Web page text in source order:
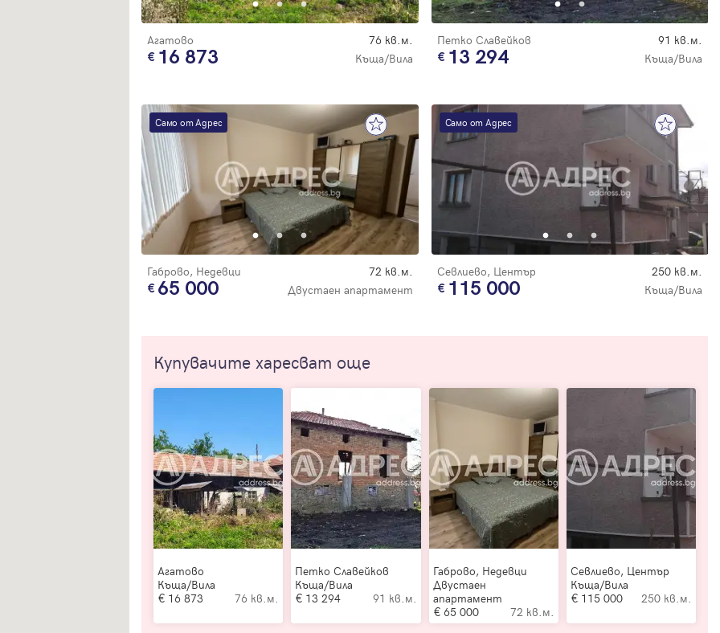
Агатово 76 кв.м.
16 873 Къща/Вила
Петко Славейков 91 кв.м.
13 294 Къща/Вила
Само от Адрес
Габрово, Недевци 72 кв.м.
65 000 Двустаен апартамент
Само от Адрес
Севлиево, Център 250 кв.м.
115 000 Къща/Вила
Купувачите харесват още
Агатово
Къща/Вила
16 873
76 кв.м.
Петко Славейков
Къща/Вила
13 294
91 кв.м.
Габрово, Недевци
Двустаен
апартамент
65 000
72 кв.м.
Севлиево, Център
Къща/Вила
115 000
250 кв.м.